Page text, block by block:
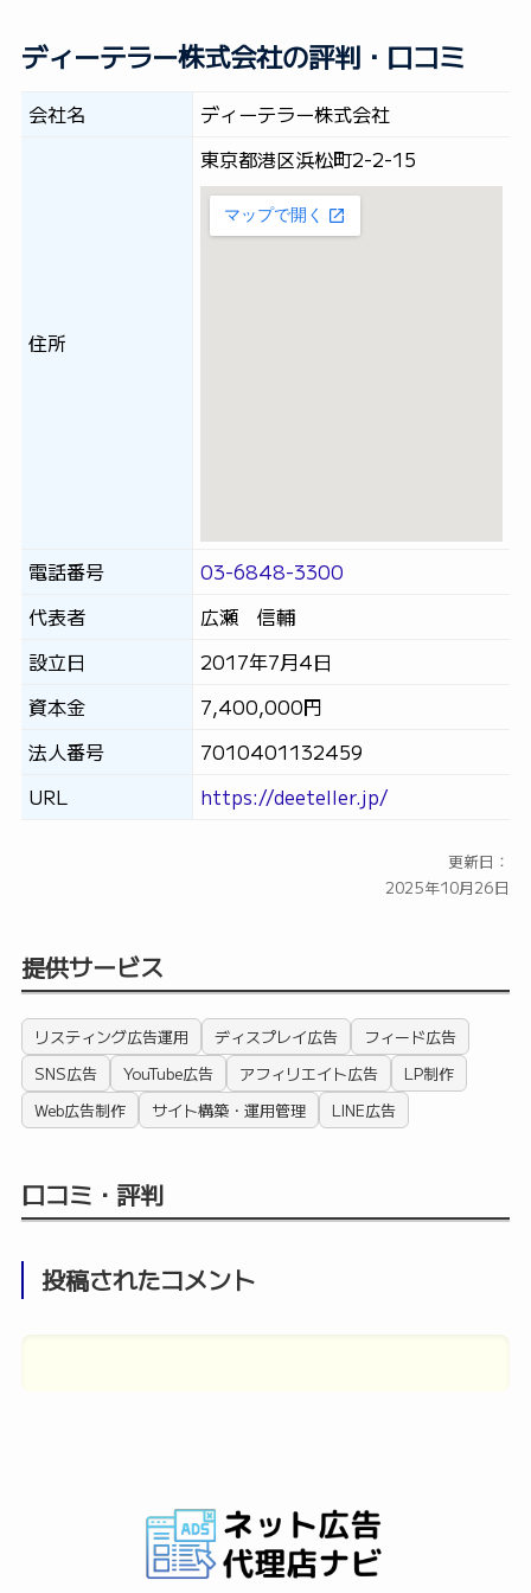
ディーテラー株式会社の評判・口コミ
会社名 ディーテラー株式会社
住所
東京都港区浜松町2-2-15
電話番号
03-6848-3300
代表者
広瀬 信輔
設立日
2017年7月4日
資本金
7,400,000円
法人番号
7010401132459
URL
https://deeteller.jp/
更新日：
2025年10月26日
提供サービス
リスティング広告運用 ディスプレイ広告
フィード広告
SNS広告
YouTube広告 アフィリエイト広告
LP制作
Web広告制作
サイト構築・運用管理 LINE広告
口コミ・評判
投稿されたコメント